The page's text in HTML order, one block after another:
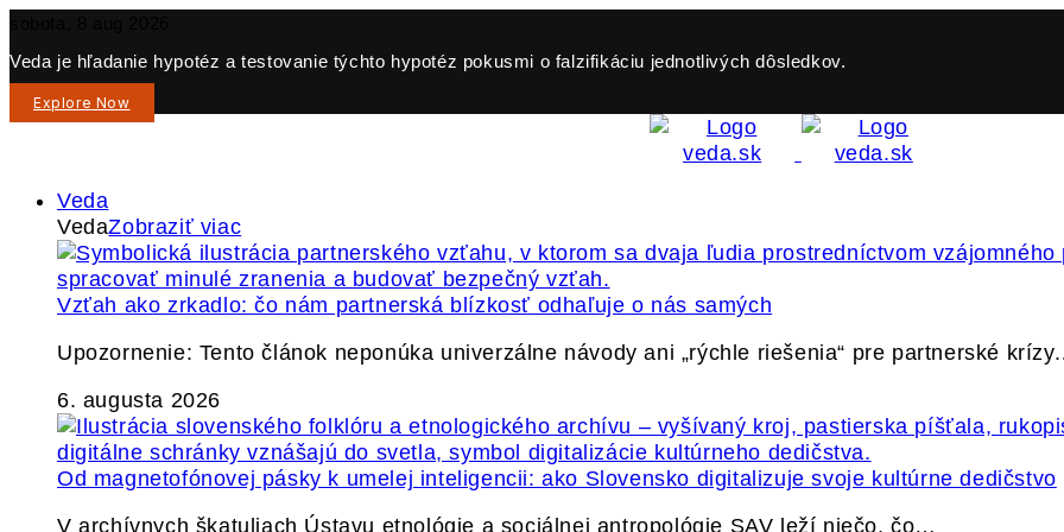
Veda je hľadanie hypotéz a testovanie týchto hypotéz pokusmi o falzifikáciu jednotlivých dôsledkov.
Explore Now
Veda
VedaZobraziť viac
Vzťah ako zrkadlo: čo nám partnerská blízkosť odhaľuje o nás samých
Upozornenie: Tento článok neponúka univerzálne návody ani „rýchle riešenia“ pre partnerské
6. augusta 2026
Od magnetofónovej pásky k umelej inteligencii: ako Slovensko digitalizuje svoje kultúrne dedičstvo
V archívnych škatuliach Ústavu etnológie a sociálnej antropológie SAV leží niečo, čo…